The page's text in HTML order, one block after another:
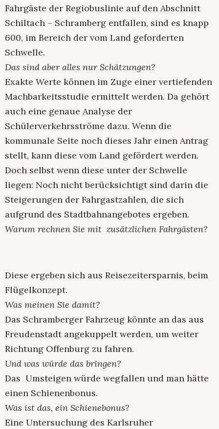
Fahrgäste der Regiobuslinie auf den Abschnitt
Schiltach – Schramberg entfallen, sind es knapp
600, im Bereich der vom Land geforderten
Schwelle.
Das sind aber alles nur Schätzungen?
Exakte Werte können im Zuge einer vertiefenden
Machbarkeitsstudie ermittelt werden. Da gehört
auch eine genaue Analyse der
Schülerverkehrsströme dazu. Wenn die
kommunale Seite noch dieses Jahr einen Antrag
stellt, kann diese vom Land gefördert werden.
Doch selbst wenn diese unter der Schwelle
liegen: Noch nicht berücksichtigt sind darin die
Steigerungen der Fahrgastzahlen, die sich
aufgrund des Stadtbahnangebotes ergeben.
Warum rechnen Sie mit zusätzlichen Fahrgästen?
Diese ergeben sich aus Reisezeitersparnis, beim
Flügelkonzept.
Was meinen Sie damit?
Das Schramberger Fahrzeug könnte an das aus
Freudenstadt angekuppelt werden, um weiter
Richtung Offenburg zu fahren.
Und was würde das bringen?
Das Umsteigen würde wegfallen und man hätte
einen Schienenbonus.
Was ist das, ein Schienebonus?
Eine Untersuchung des Karlsruher